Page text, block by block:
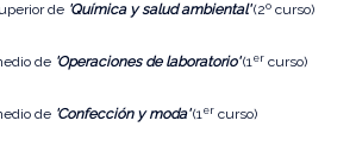
de 'Química y salud ambiental'(2º curso)
de 'Operaciones de laboratorio'(1er curso)
de 'Confección y moda'(1er curso)